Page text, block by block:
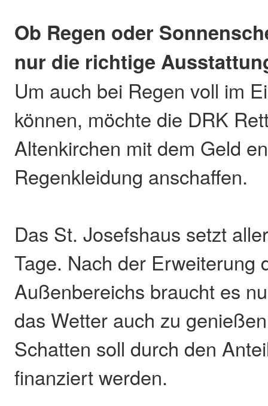
Ob Regen oder
nur die richtige
Um auch bei Regen voll im
können, möchte die DRK
Altenkirchen mit dem Geld
Regenkleidung anschaffen.
Das St. Josefshaus setzt
Tage. Nach der Erweiterung
Außenbereichs braucht es
das Wetter auch zu
Schatten soll durch den
finanziert werden.